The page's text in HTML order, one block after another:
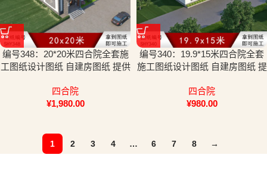
编号348：20*20米四合院全套施
工图纸设计图纸 自建房图纸 提供
四合院
¥1,980.00
编号340：19.9*15米四合院全套
施工图纸设计图纸 自建房图纸 提
四合院
¥980.00
1 2 3 4 … 6 7 8 →